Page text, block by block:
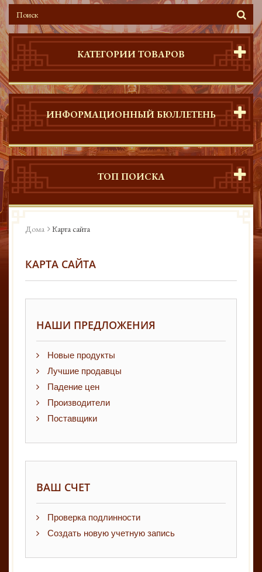
КАТЕГОРИИ ТОВАРОВ
ИНФОРМАЦИОННЫЙ БЮЛЛЕТЕНЬ
ТОП ПОИСКА
Дома Карта сайта
КАРТА САЙТА
НАШИ ПРЕДЛОЖЕНИЯ
Новые продукты
Лучшие продавцы
Падение цен
Производители
Поставщики
ВАШ СЧЕТ
Проверка подлинности
Создать новую учетную запись